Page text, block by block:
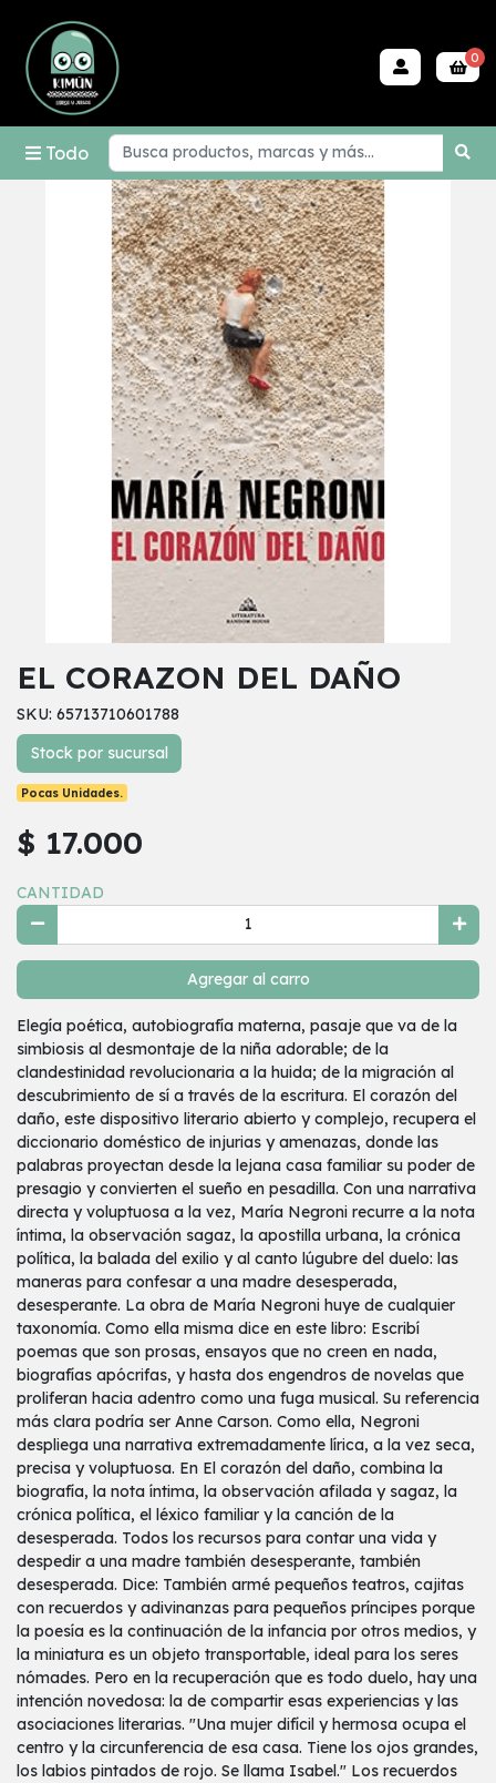
Todo
0
EL CORAZON DEL DAÑO
SKU: 65713710601788
Stock por sucursal
Pocas Unidades.
$ 17.000
CANTIDAD
Agregar al carro
Elegía poética, autobiografía materna, pasaje que va de la
simbiosis al desmontaje de la niña adorable; de la
clandestinidad revolucionaria a la huida; de la migración al
descubrimiento de sí a través de la escritura. El corazón del
daño, este dispositivo literario abierto y complejo, recupera el
diccionario doméstico de injurias y amenazas, donde las
palabras proyectan desde la lejana casa familiar su poder de
presagio y convierten el sueño en pesadilla. Con una narrativa
directa y voluptuosa a la vez, María Negroni recurre a la nota
íntima, la observación sagaz, la apostilla urbana, la crónica
política, la balada del exilio y al canto lúgubre del duelo: las
maneras para confesar a una madre desesperada,
desesperante. La obra de María Negroni huye de cualquier
taxonomía. Como ella misma dice en este libro: Escribí
poemas que son prosas, ensayos que no creen en nada,
biografías apócrifas, y hasta dos engendros de novelas que
proliferan hacia adentro como una fuga musical. Su referencia
más clara podría ser Anne Carson. Como ella, Negroni
despliega una narrativa extremadamente lírica, a la vez seca,
precisa y voluptuosa. En El corazón del daño, combina la
biografía, la nota íntima, la observación afilada y sagaz, la
crónica política, el léxico familiar y la canción de la
desesperada. Todos los recursos para contar una vida y
despedir a una madre también desesperante, también
desesperada. Dice: También armé pequeños teatros, cajitas
con recuerdos y adivinanzas para pequeños príncipes porque
la poesía es la continuación de la infancia por otros medios, y
la miniatura es un objeto transportable, ideal para los seres
nómades. Pero en la recuperación que es todo duelo, hay una
intención novedosa: la de compartir esas experiencias y las
asociaciones literarias. "Una mujer difícil y hermosa ocupa el
centro y la circunferencia de esa casa. Tiene los ojos grandes,
los labios pintados de rojo. Se llama Isabel." Los recuerdos